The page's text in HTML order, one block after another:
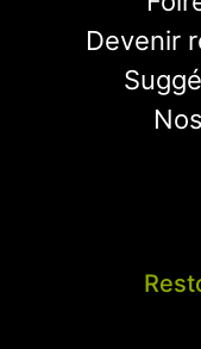
Devenir